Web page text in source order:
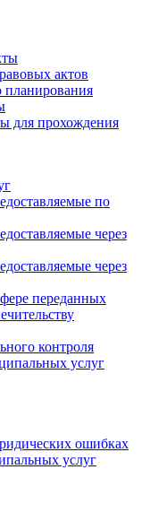
актов
планирования
для прохождения
по
через
через
переданных
контроля
услуг
ошибках
услуг